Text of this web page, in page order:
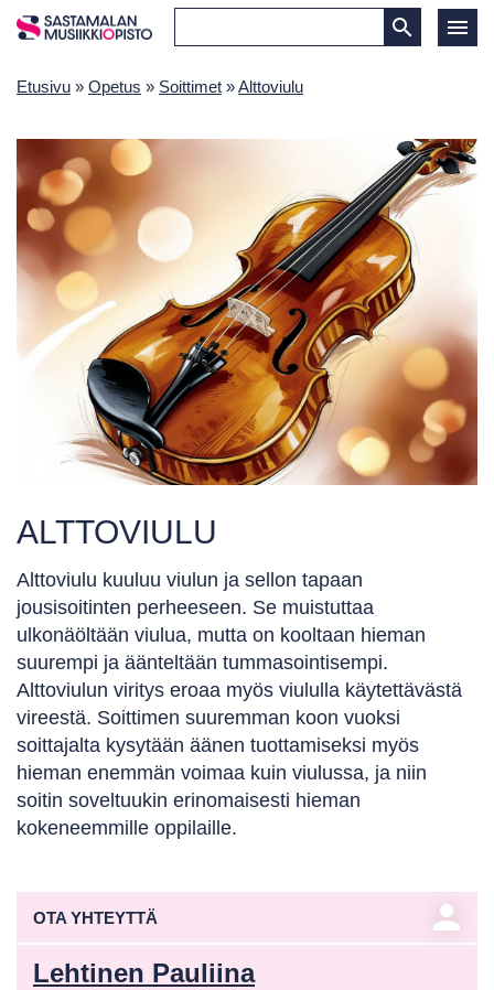
Etusivu » Opetus » Soittimet »Alttoviulu
ALTTOVIULU
Alttoviulu kuuluu viulun ja sellon tapaan
jousisoitinten perheeseen. Se muistuttaa
ulkonäöltään viulua, mutta on kooltaan hieman
suurempi ja äänteltään tummasointisempi.
Alttoviulun viritys eroaa myös viululla käytettävästä
vireestä. Soittimen suuremman koon vuoksi
soittajalta kysytään äänen tuottamiseksi myös
hieman enemmän voimaa kuin viulussa, ja niin
soitin soveltuukin erinomaisesti hieman
kokeneemmille oppilaille.
OTA YHTEYTTÄ person
Lehtinen Pauliina